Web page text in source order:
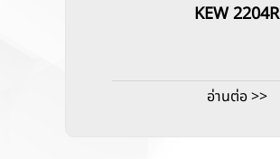
KEW 2204R
อ่านต่อ >>